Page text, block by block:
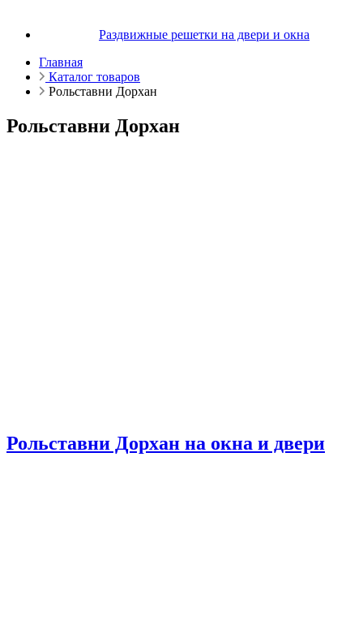
Раздвижные решетки на двери и окна
Главная
Каталог товаров
Рольставни Дорхан
Рольставни Дорхан
Рольставни Дорхан на окна и двери